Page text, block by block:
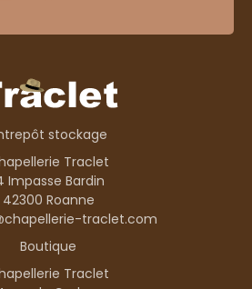
stockage
Traclet
Impasse Bardin
42300 Roanne
traclet.com
Boutique
Traclet